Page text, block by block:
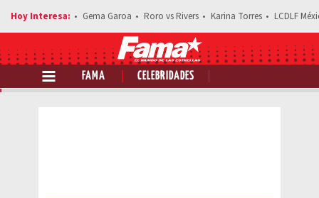
Gema Garoa Roro vs Rivers Karina Torres LCDLF
FAMA CELEBRIDADES
Comparte esta noticia